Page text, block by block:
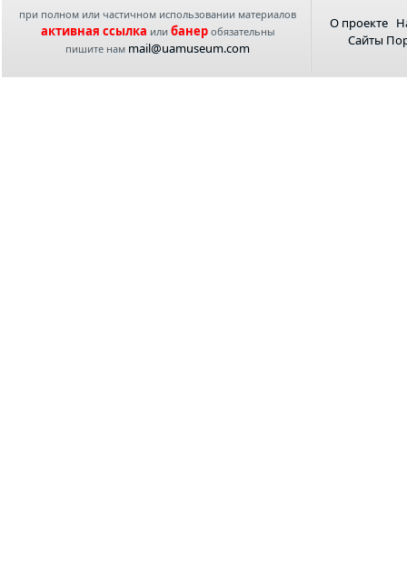
при полном или частичном использовании материалов
активная ссылка или банеробязательны
пишите нам mail@uamuseum.com
О проекте
Сайты